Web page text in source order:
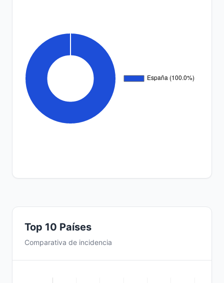
Top 10 Países
Comparativa de incidencia